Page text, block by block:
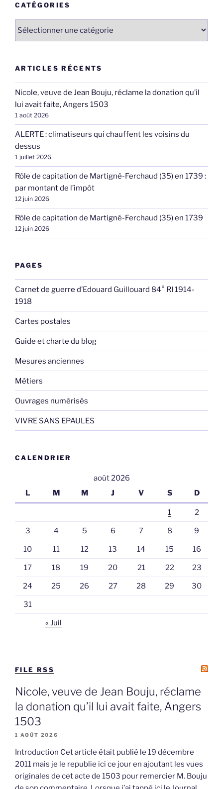
CATÉGORIES
ARTICLES RÉCENTS
Nicole, veuve de Jean Bouju, réclame la donation qu’il
lui avait faite, Angers 1503
1 août 2026
ALERTE : climatiseurs qui chauffent les voisins du
dessus
1 juillet 2026
Rôle de capitation de Martigné-Ferchaud (35) en 1739 :
par montant de l’impôt
12 juin 2026
Rôle de capitation de Martigné-Ferchaud (35) en 1739
12 juin 2026
PAGES
Carnet de guerre d’Edouard Guillouard 84° RI 1914-
1918
Cartes postales
Guide et charte du blog
Mesures anciennes
Métiers
Ouvrages numérisés
VIVRE SANS EPAULES
CALENDRIER
août 2026
L
M M J V S D
1 2
3 4 5 6 7 8 9
10 11 12 13 14 15 16
17 18 19 20 21 22 23
24 25 26 27 28 29 30
31
« Juil
FILE RSS
Nicole, veuve de Jean Bouju, réclame
la donation qu’il lui avait faite, Angers
1503
1 AOÛT 2026
Introduction Cet article était publié le 19 décembre
2011 mais je le republie ici ce jour en ajoutant les vues
originales de cet acte de 1503 pour remercier M. Bouju